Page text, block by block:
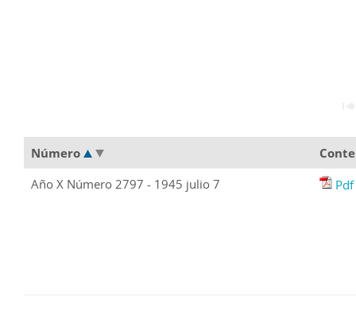
Número
Año X Número 2797 - 1945 julio 7
Pdf